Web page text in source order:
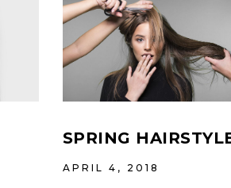
SPRING
APRIL 4, 2018